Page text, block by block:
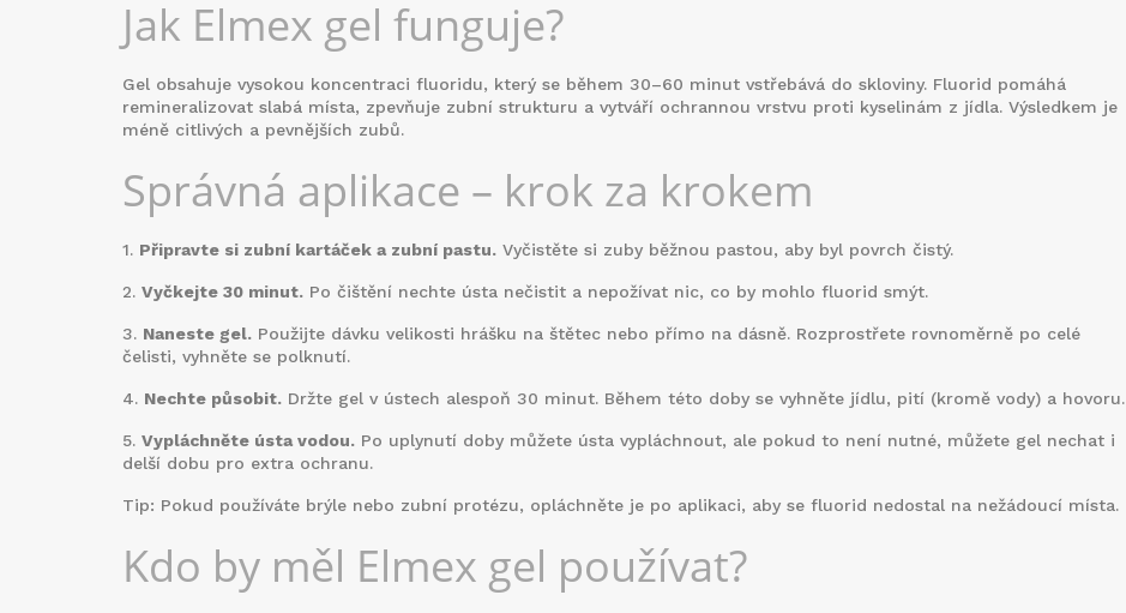
Jak Elmex gel funguje?
Gel obsahuje vysokou koncentraci fluoridu, který se během 30–60 minut vstřebává do skloviny. Fluorid pomáhá
remineralizovat slabá místa, zpevňuje zubní strukturu a vytváří ochrannou vrstvu proti kyselinám z jídla. Výsledkem je
méně citlivých a pevnějších zubů.
Správná aplikace – krok za krokem
1. Připravte si zubní kartáček a zubní pastu. Vyčistěte si zuby běžnou pastou, aby byl povrch čistý.
2. Vyčkejte 30 minut. Po čištění nechte ústa nečistit a nepožívat nic, co by mohlo fluorid smýt.
3. Naneste gel. Použijte dávku velikosti hrášku na štětec nebo přímo na dásně. Rozprostřete rovnoměrně po celé
čelisti, vyhněte se polknutí.
4. Nechte působit. Držte gel v ústech alespoň 30 minut. Během této doby se vyhněte jídlu, pití (kromě vody) a hovoru.
5. Vypláchněte ústa vodou. Po uplynutí doby můžete ústa vypláchnout, ale pokud to není nutné, můžete gel nechat i
delší dobu pro extra ochranu.
Tip: Pokud používáte brýle nebo zubní protézu, opláchněte je po aplikaci, aby se fluorid nedostal na nežádoucí místa.
Kdo by měl Elmex gel používat?